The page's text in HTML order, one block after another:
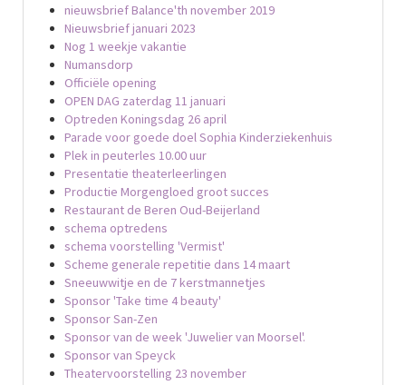
nieuwsbrief Balance'th november 2019
Nieuwsbrief januari 2023
Nog 1 weekje vakantie
Numansdorp
Officiële opening
OPEN DAG zaterdag 11 januari
Optreden Koningsdag 26 april
Parade voor goede doel Sophia Kinderziekenhuis
Plek in peuterles 10.00 uur
Presentatie theaterleerlingen
Productie Morgengloed groot succes
Restaurant de Beren Oud-Beijerland
schema optredens
schema voorstelling 'Vermist'
Scheme generale repetitie dans 14 maart
Sneeuwwitje en de 7 kerstmannetjes
Sponsor 'Take time 4 beauty'
Sponsor San-Zen
Sponsor van de week 'Juwelier van Moorsel'.
Sponsor van Speyck
Theatervoorstelling 23 november